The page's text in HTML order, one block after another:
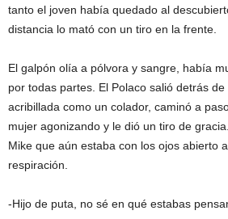
tanto el joven había quedado al
distancia lo mató con un tiro en la frente.
El galpón olía a pólvora y sangre, había
por todas partes. El Polaco salió detrás
acribillada como un colador, caminó a
mujer agonizando y le dió un tiro de
Mike que aún estaba con los ojos abierto
respiración.
-Hijo de puta, no sé en qué estabas